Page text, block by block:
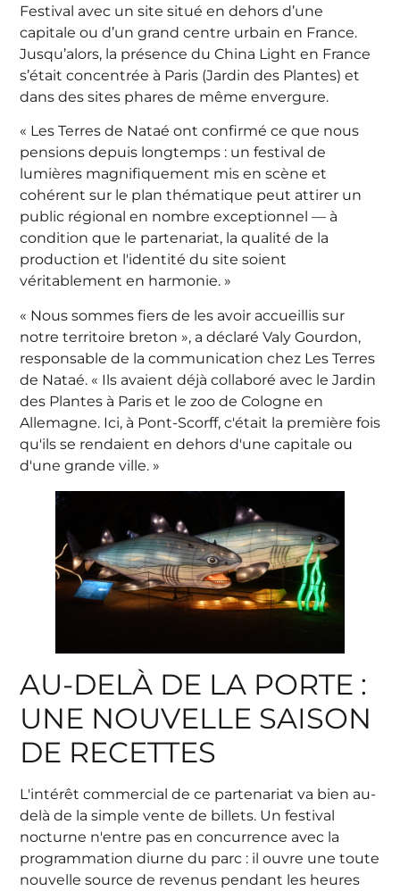
Festival avec un site situé en dehors d’une
capitale ou d’un grand centre urbain en France.
Jusqu’alors, la présence du China Light en France
s’était concentrée à Paris (Jardin des Plantes) et
dans des sites phares de même envergure.
« Les Terres de Nataé ont confirmé ce que nous
pensions depuis longtemps : un festival de
lumières magnifiquement mis en scène et
cohérent sur le plan thématique peut attirer un
public régional en nombre exceptionnel — à
condition que le partenariat, la qualité de la
production et l'identité du site soient
véritablement en harmonie. »
« Nous sommes fiers de les avoir accueillis sur
notre territoire breton », a déclaré Valy Gourdon,
responsable de la communication chez Les Terres
de Nataé. « Ils avaient déjà collaboré avec le Jardin
des Plantes à Paris et le zoo de Cologne en
Allemagne. Ici, à Pont-Scorff, c'était la première fois
qu'ils se rendaient en dehors d'une capitale ou
d'une grande ville. »
AU-DELÀ DE LA PORTE :
UNE NOUVELLE SAISON
DE RECETTES
L'intérêt commercial de ce partenariat va bien au-
delà de la simple vente de billets. Un festival
nocturne n'entre pas en concurrence avec la
programmation diurne du parc : il ouvre une toute
nouvelle source de revenus pendant les heures